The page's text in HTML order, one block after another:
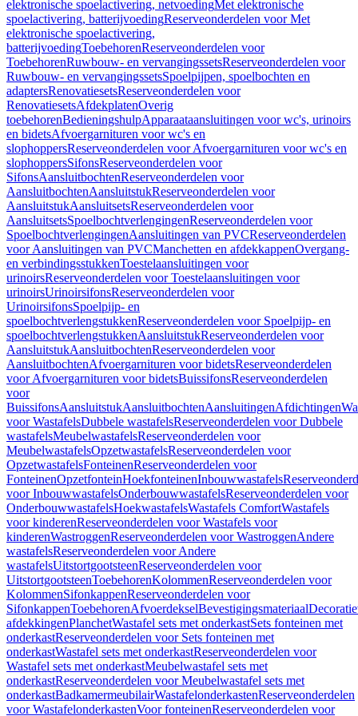
elektronische spoelactivering, netvoedingMet elektronische
spoelactivering, batterijvoedingReserveonderdelen voor Met
elektronische spoelactivering,
batterijvoedingToebehorenReserveonderdelen voor
ToebehorenRuwbouw- en vervangingssetsReserveonderdelen voor
Ruwbouw- en vervangingssetsSpoelpijpen, spoelbochten en
adaptersRenovatiesetsReserveonderdelen voor
RenovatiesetsAfdekplatenOverig
toebehorenBedieningshulpApparaataansluitingen voor wc's, urinoirs
en bidetsAfvoergarnituren voor wc's en
slophoppersReserveonderdelen voor Afvoergarnituren voor wc's en
slophoppersSifonsReserveonderdelen voor
SifonsAansluitbochtenReserveonderdelen voor
AansluitbochtenAansluitstukReserveonderdelen voor
AansluitstukAansluitsetsReserveonderdelen voor
AansluitsetsSpoelbochtverlengingenReserveonderdelen voor
SpoelbochtverlengingenAansluitingen van PVCReserveonderdelen
voor Aansluitingen van PVCManchetten en afdekkappenOvergang-
en verbindingsstukkenToestelaansluitingen voor
urinoirsReserveonderdelen voor Toestelaansluitingen voor
urinoirsUrinoirsifonsReserveonderdelen voor
UrinoirsifonsSpoelpijp- en
spoelbochtverlengstukkenReserveonderdelen voor Spoelpijp- en
spoelbochtverlengstukkenAansluitstukReserveonderdelen voor
AansluitstukAansluitbochtenReserveonderdelen voor
AansluitbochtenAfvoergarnituren voor bidetsReserveonderdelen
voor Afvoergarnituren voor bidetsBuissifonsReserveonderdelen
voor
BuissifonsAansluitstukAansluitbochtenAansluitingenAfdichtingen
voor WastafelsDubbele wastafelsReserveonderdelen voor Dubbele
wastafelsMeubelwastafelsReserveonderdelen voor
MeubelwastafelsOpzetwastafelsReserveonderdelen voor
OpzetwastafelsFonteinenReserveonderdelen voor
FonteinenOpzetfonteinHoekfonteinenInbouwwastafels
voor InbouwwastafelsOnderbouwwastafelsReserveonderdelen voor
OnderbouwwastafelsHoekwastafelsWastafels ComfortWastafels
voor kinderenReserveonderdelen voor Wastafels voor
kinderenWastroggenReserveonderdelen voor WastroggenAndere
wastafelsReserveonderdelen voor Andere
wastafelsUitstortgootsteenReserveonderdelen voor
UitstortgootsteenToebehorenKolommenReserveonderdelen voor
KolommenSifonkappenReserveonderdelen voor
SifonkappenToebehorenAfvoerdekselBevestigingsmateriaal
afdekkingenPlanchetWastafel sets met onderkastSets fonteinen met
onderkastReserveonderdelen voor Sets fonteinen met
onderkastWastafel sets met onderkastReserveonderdelen voor
Wastafel sets met onderkastMeubelwastafel sets met
onderkastReserveonderdelen voor Meubelwastafel sets met
onderkastBadkamermeubilairWastafelonderkastenReserveonderdelen
voor WastafelonderkastenVoor fonteinenReserveonderdelen voor